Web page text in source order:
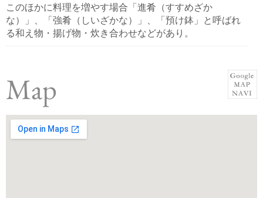
このほかに料理を増やす場合「進肴（すすめざか
な）」、「強肴（しいざかな）」、「預け鉢」と呼ばれ
る和え物・揚げ物・炊き合わせなどがあり。
Map